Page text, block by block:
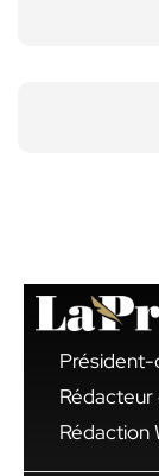
Président-
Rédacteur
Rédaction